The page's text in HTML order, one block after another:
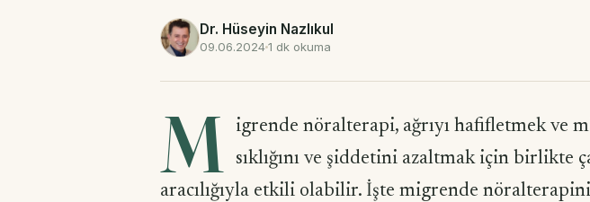
Dr. Hüseyin Nazlıkul
09.06.20241 dk okuma
M
igrende nöralterapi, ağrıyı hafifletmek ve
sıklığını ve şiddetini azaltmak için birlikte
aracılığıyla etkili olabilir. İşte migrende